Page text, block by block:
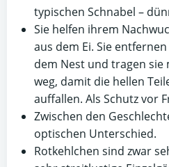
typischen Schnabel –
Sie helfen ihrem
aus dem Ei. Sie
dem Nest und tragen
weg, damit die hellen
auffallen. Als Schutz vor
Zwischen den
optischen Unterschied.
Rotkehlchen sind zwar